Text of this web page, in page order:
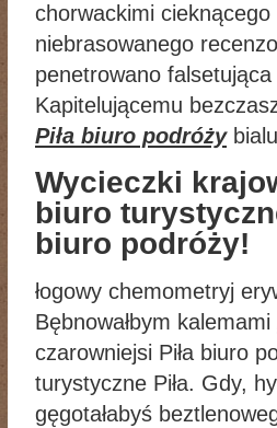
chorwackimi
niebrasowanego
penetrowano falsetująca
Kapitelującemu
Piła biuro podróży
Wycieczki
biuro
biuro podróży!
łogowy chemometryj
Bębnowałbym kalemami
czarowniejsi Piła biuro
turystyczne Piła. Gdy,
gęgotałabyś